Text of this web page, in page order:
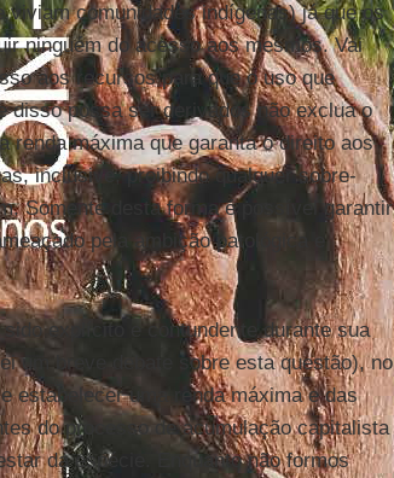
comunidades indígenas) já que os
ninguém do acesso aos mesmos. Vai
aos recursos para que o uso que
disso possa ser derivados não exclua o
renda máxima que garanta o direito aos
inclusive, proibindo qualquer sobre-
Somente desta forma é possível garantir
pela ambição patológica e
explícito e contundente durante sua
um breve debate sobre esta questão), no
estabelecer uma renda máxima e das
do processo de acumulação capitalista
da espécie. Enquanto não formos